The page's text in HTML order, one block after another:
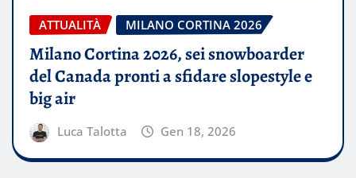
ATTUALITÀ MILANO CORTINA 2026
Milano Cortina 2026, sei snowboarder
del Canada pronti a sfidare slopestyle e
big air
Luca Talotta Gen 18, 2026